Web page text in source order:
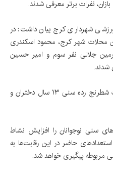
نفرات برتر معرفی شدند.
شهرداری کرج بیان داشت: در
محلات شهر کرج، محمود اسکندری
جلالی نفر سوم و امیر حسین
شدند.
به گفته اشتری، در این دوره، مسابقات شطرنج رده سنی ۱۳ سال دختران و
سنی نوجوانان را افزایش نشاط
حاضر در این رقابت‌ها به
مربوطه پیگیری خواهد شد.